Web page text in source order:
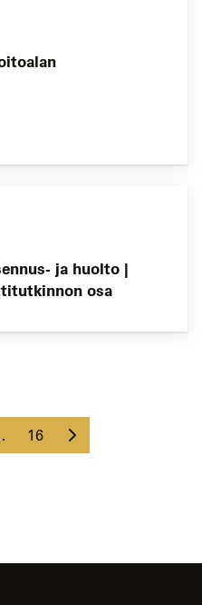
ja huolto |
osa
Sivu
16
Seuraava
sivu